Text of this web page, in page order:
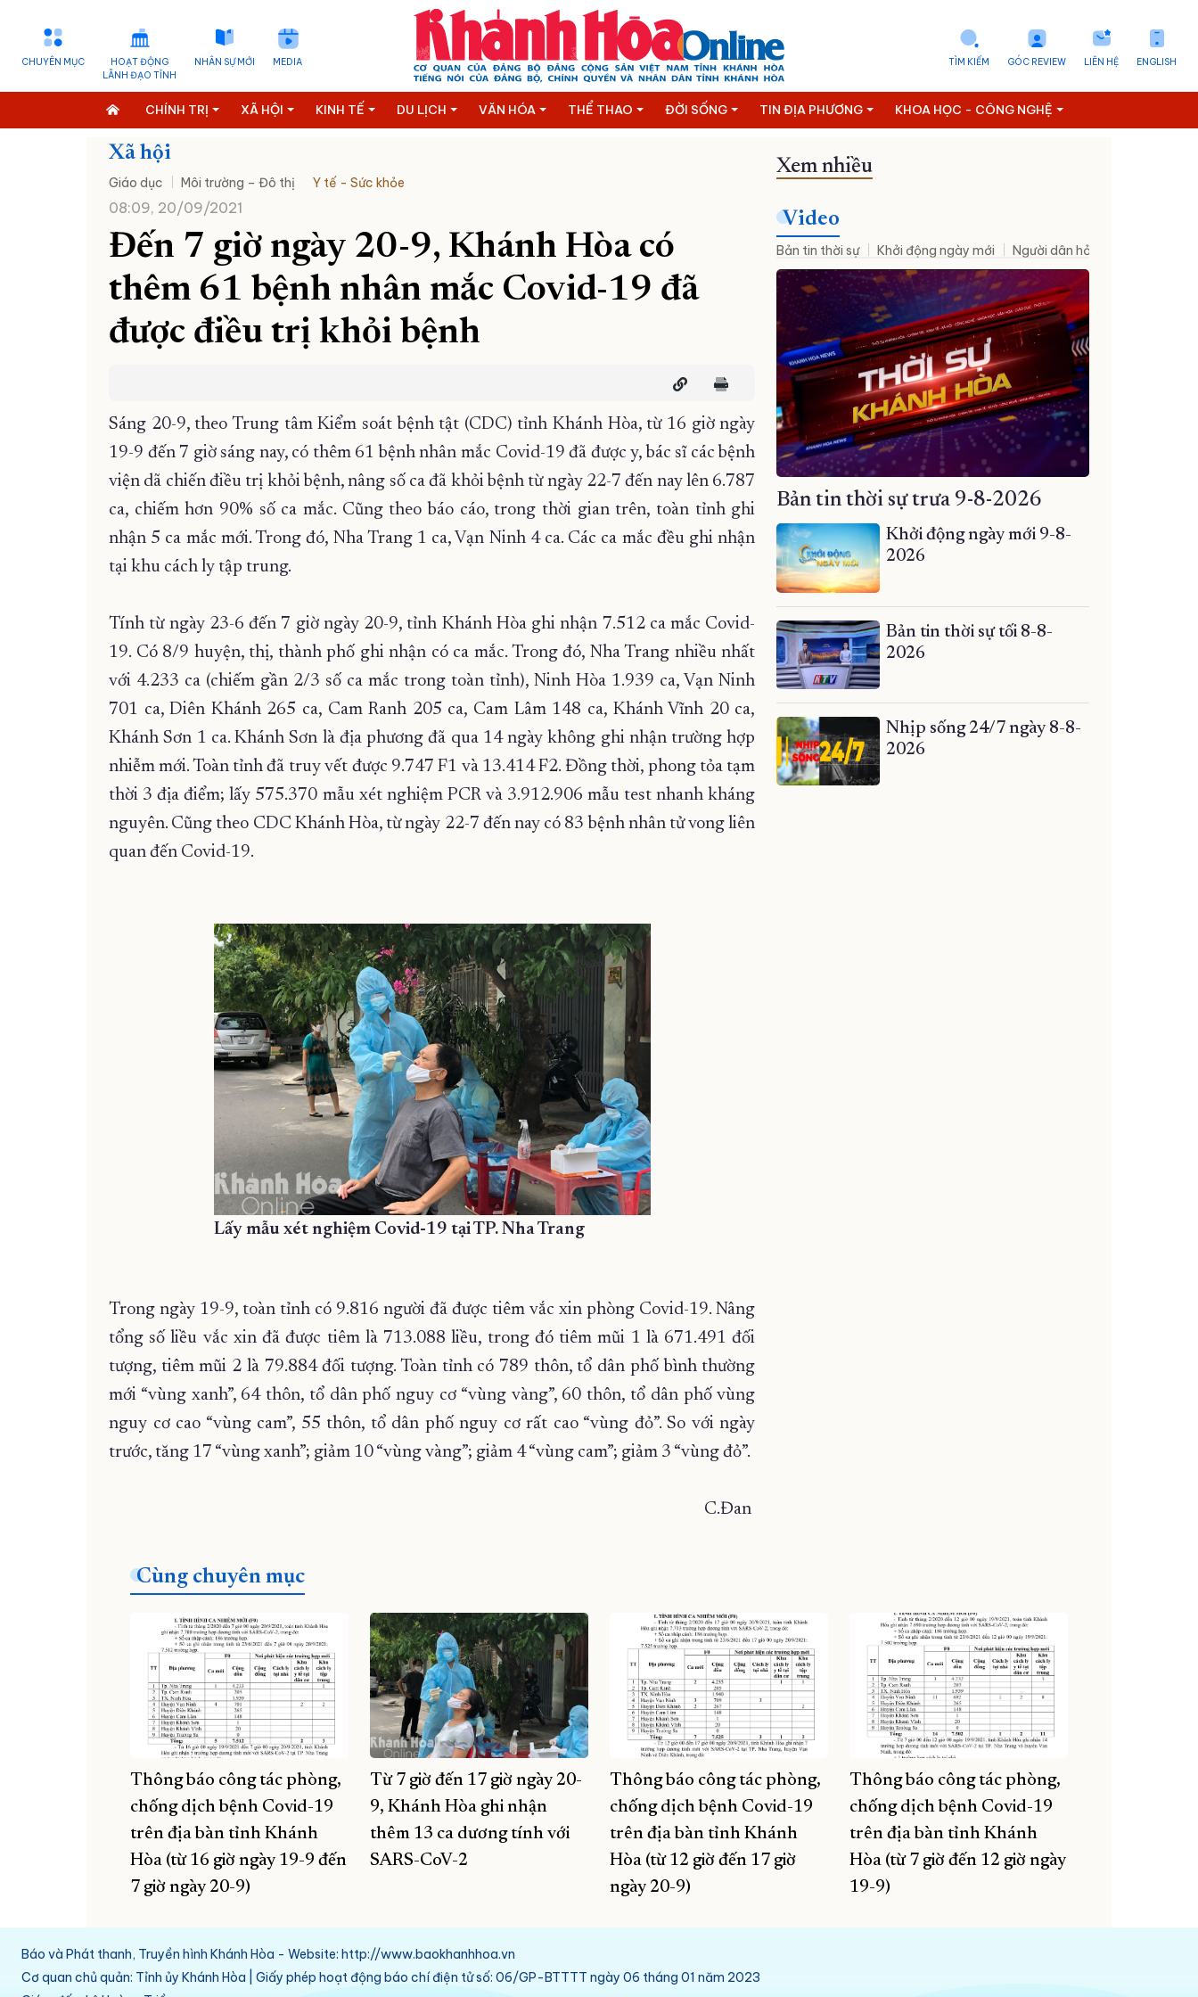
CHUYÊN MỤC
HOẠT ĐỘNG
LÃNH ĐẠO TỈNH
NHÂN SỰ MỚI MEDIA ENGLISH
LIÊN HỆ
GÓC REVIEW
TÌM KIẾM
CHÍNH TRỊ XÃ HỘI KINH TẾ DU LỊCH VĂN HÓA THỂ THAO ĐỜI SỐNG TIN ĐỊA PHƯƠNG KHOA HỌC - CÔNG NGHỆ
Xã hội
Giáo dục Môi trường – Đô thị Y tế - Sức khỏe
08:09, 20/09/2021
Đến 7 giờ ngày 20-9, Khánh Hòa có
thêm 61 bệnh nhân mắc Covid-19 đã
được điều trị khỏi bệnh
Sáng 20-9, theo Trung tâm Kiểm soát bệnh tật (CDC) tỉnh Khánh Hòa, từ 16 giờ ngày
19-9 đến 7 giờ sáng nay, có thêm 61 bệnh nhân mắc Covid-19 đã được y, bác sĩ các bệnh
viện dã chiến điều trị khỏi bệnh, nâng số ca đã khỏi bệnh từ ngày 22-7 đến nay lên 6.787
ca, chiếm hơn 90% số ca mắc. Cũng theo báo cáo, trong thời gian trên, toàn tỉnh ghi
nhận 5 ca mắc mới. Trong đó, Nha Trang 1 ca, Vạn Ninh 4 ca. Các ca mắc đều ghi nhận
tại khu cách ly tập trung.
Tính từ ngày 23-6 đến 7 giờ ngày 20-9, tỉnh Khánh Hòa ghi nhận 7.512 ca mắc Covid-
19. Có 8/9 huyện, thị, thành phố ghi nhận có ca mắc. Trong đó, Nha Trang nhiều nhất
với 4.233 ca (chiếm gần 2/3 số ca mắc trong toàn tỉnh), Ninh Hòa 1.939 ca, Vạn Ninh
701 ca, Diên Khánh 265 ca, Cam Ranh 205 ca, Cam Lâm 148 ca, Khánh Vĩnh 20 ca,
Khánh Sơn 1 ca. Khánh Sơn là địa phương đã qua 14 ngày không ghi nhận trường hợp
nhiễm mới. Toàn tỉnh đã truy vết được 9.747 F1 và 13.414 F2. Đồng thời, phong tỏa tạm
thời 3 địa điểm; lấy 575.370 mẫu xét nghiệm PCR và 3.912.906 mẫu test nhanh kháng
nguyên. Cũng theo CDC Khánh Hòa, từ ngày 22-7 đến nay có 83 bệnh nhân tử vong liên
quan đến Covid-19.
Lấy mẫu xét nghiệm Covid-19 tại TP. Nha Trang
Trong ngày 19-9, toàn tỉnh có 9.816 người đã được tiêm vắc xin phòng Covid-19. Nâng
tổng số liều vắc xin đã được tiêm là 713.088 liều, trong đó tiêm mũi 1 là 671.491 đối
tượng, tiêm mũi 2 là 79.884 đối tượng. Toàn tỉnh có 789 thôn, tổ dân phố bình thường
mới “vùng xanh”, 64 thôn, tổ dân phố nguy cơ “vùng vàng”, 60 thôn, tổ dân phố vùng
nguy cơ cao “vùng cam”, 55 thôn, tổ dân phố nguy cơ rất cao “vùng đỏ”. So với ngày
trước, tăng 17 “vùng xanh”; giảm 10 “vùng vàng”; giảm 4 “vùng cam”; giảm 3 “vùng đỏ”.
C.Đan
Xem nhiều
Video
Bản tin thời sự Khởi động ngày mới Người dân hỏi – Cơ quan nhà
Bản tin thời sự trưa 9-8-2026
Khởi động ngày mới 9-8-
2026
Bản tin thời sự tối 8-8-
2026
Nhịp sống 24/7 ngày 8-8-
2026
Cùng chuyên mục
Thông báo công tác phòng,
chống dịch bệnh Covid-19
trên địa bàn tỉnh Khánh
Hòa (từ 16 giờ ngày 19-9 đến
7 giờ ngày 20-9)
Từ 7 giờ đến 17 giờ ngày 20-
9, Khánh Hòa ghi nhận
thêm 13 ca dương tính với
SARS-CoV-2
Thông báo công tác phòng,
chống dịch bệnh Covid-19
trên địa bàn tỉnh Khánh
Hòa (từ 12 giờ đến 17 giờ
ngày 20-9)
Thông báo công tác phòng,
chống dịch bệnh Covid-19
trên địa bàn tỉnh Khánh
Hòa (từ 7 giờ đến 12 giờ ngày
19-9)
Báo và Phát thanh, Truyền hình Khánh Hòa - Website: http://www.baokhanhhoa.vn
Cơ quan chủ quản: Tỉnh ủy Khánh Hòa | Giấy phép hoạt động báo chí điện tử số: 06/GP-BTTTT ngày 06 tháng 01 năm 2023